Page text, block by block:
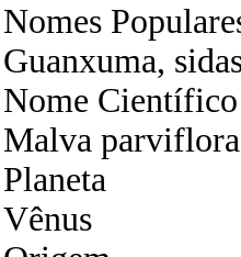
Nomes
Guanxuma,
Nome Científico
Malva
Planeta
Vênus